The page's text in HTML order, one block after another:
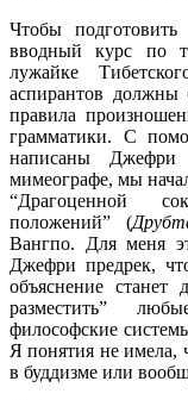
Чтобы
вводный курс по
лужайке
аспирантов должны
правила
грамматики. С
написаны
мимеографе, мы
“Драгоценной
положений” (
Вангпо. Для меня
Джефри предрек,
объяснение
разместить”
философские
Я понятия не имела,
в буддизме или